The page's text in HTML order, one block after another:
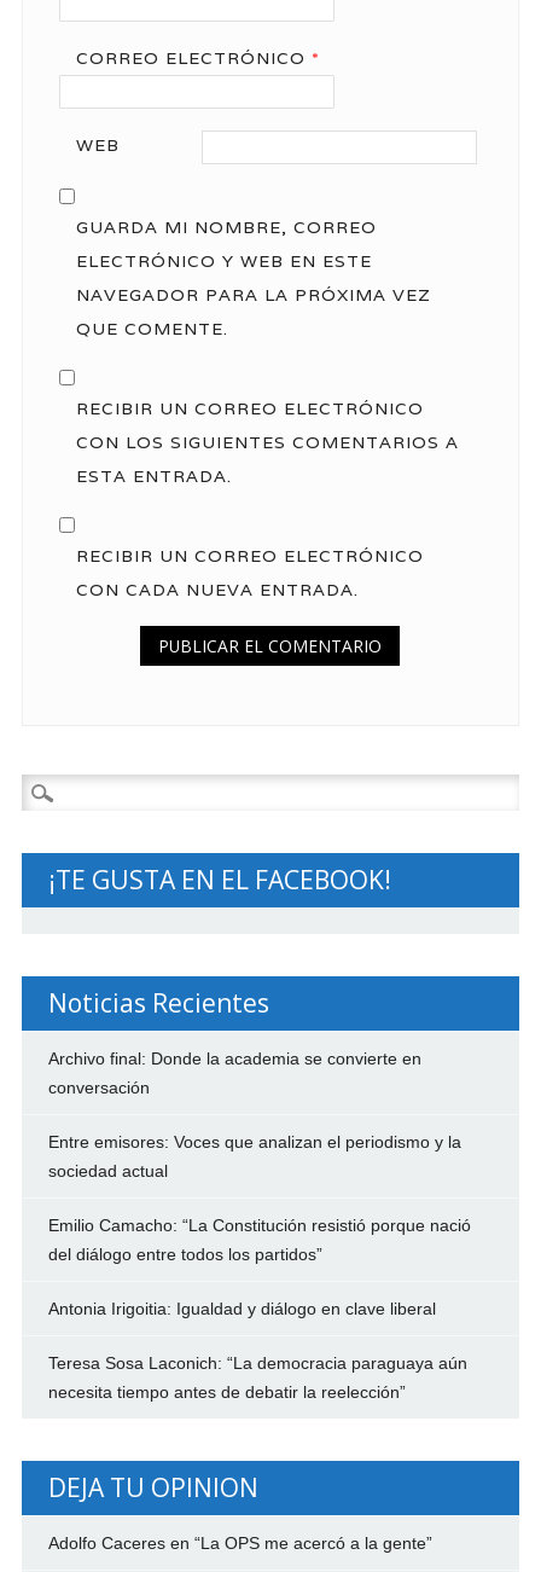
CORREO ELECTRÓNICO *
WEB
GUARDA MI NOMBRE, CORREO
ELECTRÓNICO Y WEB EN ESTE
NAVEGADOR PARA LA PRÓXIMA VEZ
QUE COMENTE.
RECIBIR UN CORREO ELECTRÓNICO
CON LOS SIGUIENTES COMENTARIOS A
ESTA ENTRADA.
RECIBIR UN CORREO ELECTRÓNICO
CON CADA NUEVA ENTRADA.
Buscar:
¡TE GUSTA EN EL FACEBOOK!
Noticias Recientes
Archivo final: Donde la academia se convierte en
conversación
Entre emisores: Voces que analizan el periodismo y la
sociedad actual
Emilio Camacho: “La Constitución resistió porque nació
del diálogo entre todos los partidos”
Antonia Irigoitia: Igualdad y diálogo en clave liberal
Teresa Sosa Laconich: “La democracia paraguaya aún
necesita tiempo antes de debatir la reelección”
DEJA TU OPINION
Adolfo Caceresen “La OPS me acercó a la gente”